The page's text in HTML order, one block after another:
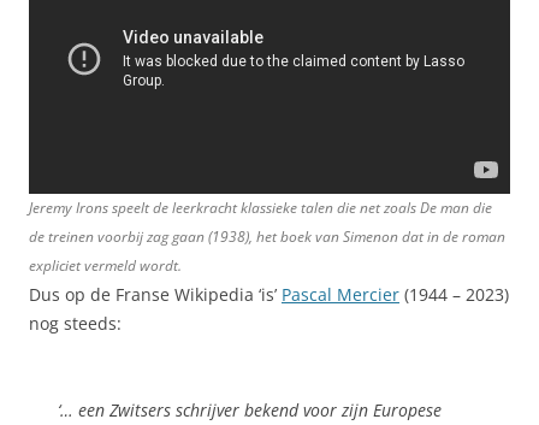
Jeremy Irons speelt de leerkracht klassieke talen die net zoalsDe man die
de treinen voorbij zag gaan(1938), het boek van Simenon dat in de roman
expliciet vermeld wordt.
Dus op de Franse Wikipedia ‘is’ Pascal Mercier (1944 – 2023)
nog steeds:
‘… een Zwitsers schrijver bekend voor zijn Europese